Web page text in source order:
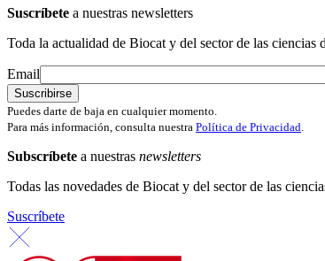
Suscríbete a nuestras newsletters
Toda la actualidad de Biocat y del sector de las ciencias
Email
Puedes darte de baja en cualquier momento.
Para más información, consulta nuestra Política de Privacidad.
Subscríbete a nuestras newsletters
Todas las novedades de Biocat y del sector de las
Suscríbete